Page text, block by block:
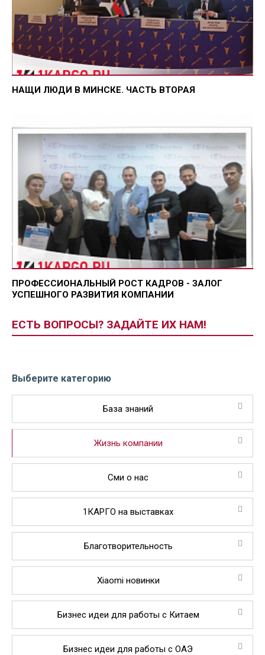
НАЩИ ЛЮДИ В МИНСКЕ. ЧАСТЬ ВТОРАЯ
ПРОФЕССИОНАЛЬНЫЙ РОСТ КАДРОВ - ЗАЛОГ
УСПЕШНОГО РАЗВИТИЯ КОМПАНИИ
ЕСТЬ ВОПРОСЫ? ЗАДАЙТЕ ИХ НАМ!
Выберите категорию
База знаний
Жизнь компании
Сми о нас
1КАРГО на выставках
Благотворительность
Xiaomi новинки
Бизнес идеи для работы с Китаем
Бизнес идеи для работы с ОАЭ